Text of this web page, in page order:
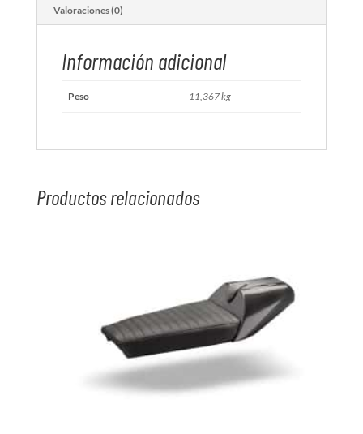
Valoraciones (0)
Información adicional
Peso 11,367 kg
Productos relacionados